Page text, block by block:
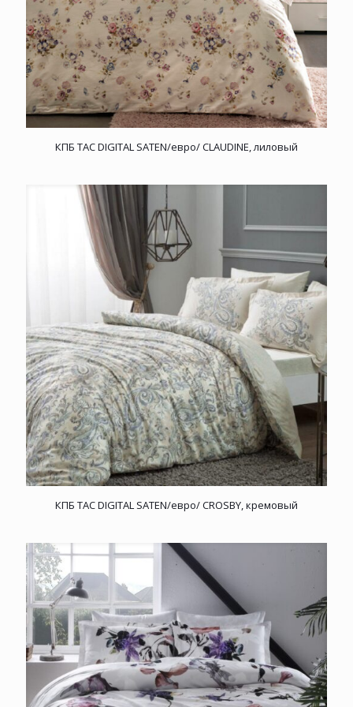
КПБ TAC DIGITAL SATEN/евро/ CLAUDINE, лиловый
КПБ TAC DIGITAL SATEN/евро/ CROSBY, кремовый